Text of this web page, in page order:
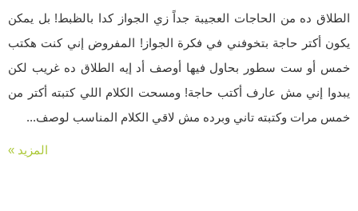
الطلاق ده من الحاجات العجيبة جداً زي الجواز كدا بالظبط! بل يمكن
يكون أكتر حاجة بتخوفني في فكرة الجواز! المفروض إني كنت هكتب
خمس أو ست سطور بحاول فيها أوصف أد إيه الطلاق ده غريب لكن
يبدوا إني مش عارف أكتب حاجة! ومسحت الكلام اللي كتبته أكتر من
خمس مرات وكتبته تاني وبرده مش لاقي الكلام المناسب لوصف...
المزيد »